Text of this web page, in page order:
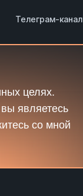
Телеграм-канал
целях.
являетесь
со мной